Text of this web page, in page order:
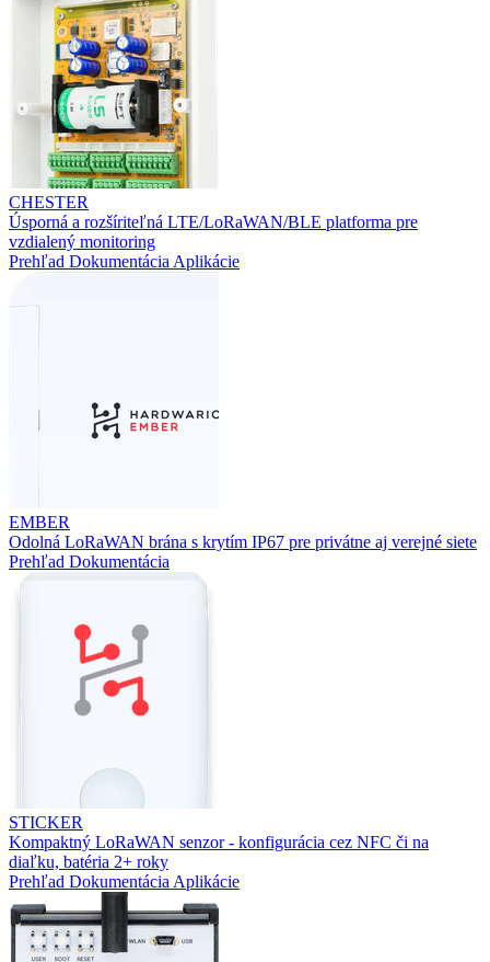
CHESTER
Úsporná a rozšíriteľná LTE/LoRaWAN/BLE platforma pre
vzdialený monitoring
Prehľad Dokumentácia Aplikácie
EMBER
Odolná LoRaWAN brána s krytím IP67 pre privátne aj verejné siete
Prehľad Dokumentácia
STICKER
Kompaktný LoRaWAN senzor - konfigurácia cez NFC či na
diaľku, batéria 2+ roky
Prehľad Dokumentácia Aplikácie